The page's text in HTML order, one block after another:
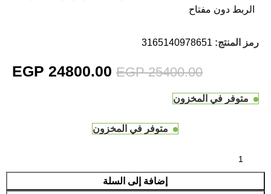
الربط دون مفتاح
رمز المنتج: 3165140978651
EGP25400.00
EGP 24800.00
متوفر في المخزون
متوفر في المخزون
إضافة إلى السلة